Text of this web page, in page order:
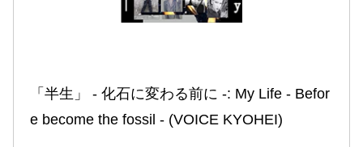
「半生」 ‐ 化石に変わる前に ‐: My Life ‐ Befor
e become the fossil ‐ (VOICE KYOHEI)